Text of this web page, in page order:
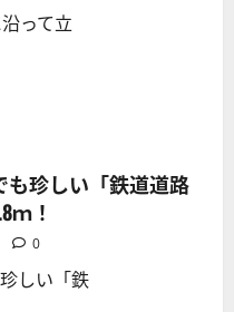
って立
も珍しい「鉄道道路
！
0
しい「鉄